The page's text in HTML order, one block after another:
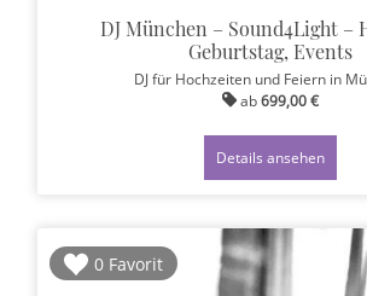
DJ München – Sound4Light –
Geburtstag, Events
DJ für Hochzeiten und Feiern in
ab699,00 €
Details ansehen
0 Favorit